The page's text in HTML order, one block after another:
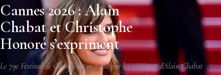
Cannes 2026 : Alain
Chabat et Christophe
Honoré s’expriment
Le 79e Festival de Cannes est marqué par les critiques d'Alain Chabat